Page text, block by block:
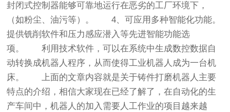
封闭式控制器能够可靠地运行在恶劣的工厂环境下，
（如粉尘、油污等）。 4、可应用多种智能化功能。
提供铣削软件和压力感应潜入等先进智能功能选
项。 利用技术软件，可以在系统中生成数控数据自
动转换成机器人程序，从而使得工业机器人成为一台机
床。 上面的文章内容就是关于铸件打磨机器人主要
特点的介绍，相信大家现在已经了解了，在自动化的生
产车间中，机器人的加入需要人工作业的项目越来越